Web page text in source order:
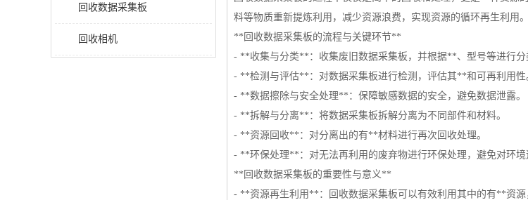
回收数据采集板
回收相机
料等物质重新提炼利用，减少资源浪费，实现资源的循环再生利用。
**回收数据采集板的流程与关键环节**
- **收集与分类**：收集废旧数据采集板，并根据**、型号等进行分
- **检测与评估**：对数据采集板进行检测，评估其**和可再利用性
- **数据擦除与安全处理**：保障敏感数据的安全，避免数据泄露。
- **拆解与分离**：将数据采集板拆解分离为不同部件和材料。
- **资源回收**：对分离出的有**材料进行再次回收处理。
- **环保处理**：对无法再利用的废弃物进行环保处理，避免对环境
**回收数据采集板的重要性与意义**
- **资源再生利用**：回收数据采集板可以有效利用其中的有**资源